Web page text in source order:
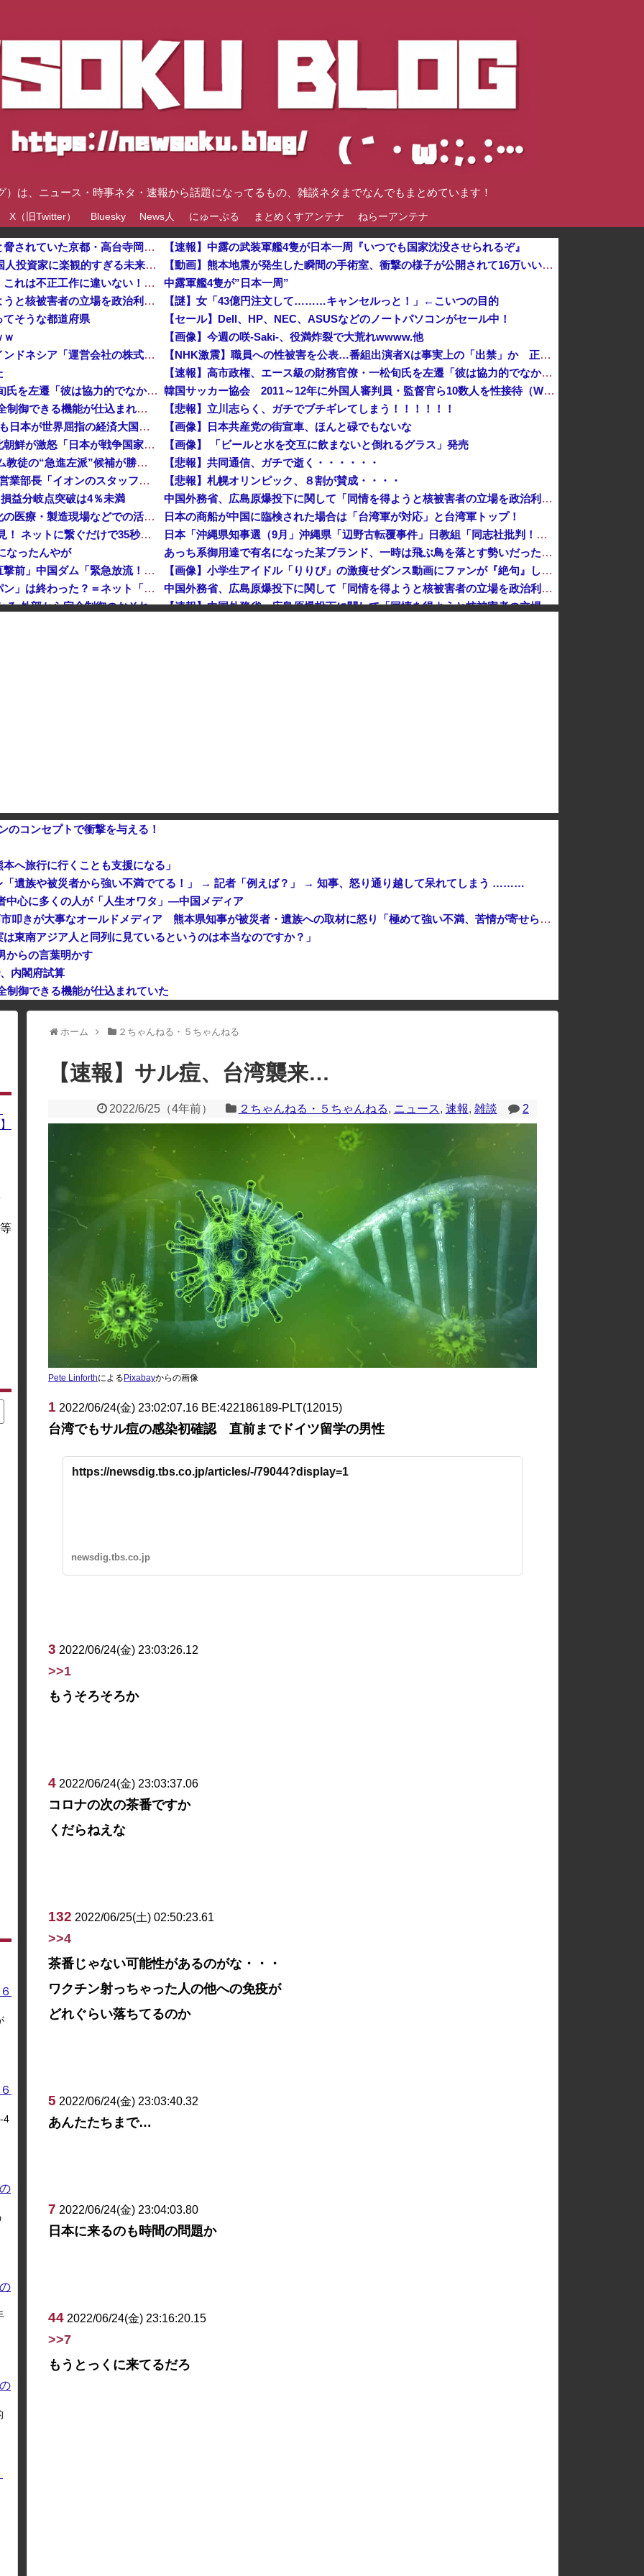
は、ニュース・時事ネタ・速報から話題になってるもの、雑談ネタまでなんでもまとめています！
X（旧Twitter） Bluesky News人 にゅーぷる まとめくすアンテナ ねらーアンテナ
「もうすぐ中国の一部になるのに消されるよ」と脅されていた京都・高台寺岡林院が全焼 住職がマナー注意で脅迫されていた事実が判明
韓国KOSPIで徹底的に儲けたい某海外資本、韓国人投資家に楽観的すぎる未来予測を提示して……
高市首相への賛同コメントの多さに苛立つ左派、これは不正工作に違いない！と確信してしまった結果……
中国外務省、広島原爆投下に関して「同情を得ようと核被害者の立場を政治利用」と主張！他
そうな都道府県
ｗ
インドネシア「高速鉄道！」中国「大赤字！」インドネシア「運営会社の株式購入！（負債対策」中国「はい（巨額負債」インドネシア「700km延伸計画！（実質中止」→
【速報】 高市政権、エース級の財務官僚・一松旬氏を左遷「彼は協力的でなかった」財務省の言いなりではないことが判明
中国製ルーター20機種にバックドア 外部から完全制御できる機能が仕込まれていた
石油もない、鉄もない、国土の7割は山…それでも日本が世界屈指の経済大国になれた「勤勉さ」以外の勝因！
日本が長距離巡航ミサイルの試験発射に成功！北朝鮮が激怒「日本が戦争国家になろうとしている」「絶対に傍観しない、必ず後悔させる」
アメリカ・ミシガン州の民主党予備選挙 イスラム教徒の“急進左派”候補が勝利確実に⋯トランプ氏は批判
日本「熊本地震」ハビタ「従業員2人亡くなる」営業部長「イオンのスタッフに制止されなかった」日本「部長が連絡後の店員行動を証言（謎」イオン「再入館可能の事実ない」→
益分岐点突破は4％未満
ついに国産ヒューマノイド登場、人手不足深刻化の医療・製造現場などでの活用想定！
【衝撃】 中国製ルーター20機種にバックドア発見！ ネットに繋ぐだけで35秒ごとに中国のサーバーと通信
なったんやが
中国「大洪水！」三峡ダム「大雨で増水（台風直撃前」中国ダム「緊急放流！」中国鉄道「列車が走行中に流される」中国避難所「支援物資は有料です」謎の勢力「え」→
韓国人の対日好感度が過去最高に、「ノージャパン」は終わった？＝ネット「中国より100倍いい」
る 外部から完全制御のおそれ
【速報】中露の武装軍艦4隻が日本一周『いつでも国家沈没させられるぞ』
【動画】熊本地震が発生した瞬間の手術室、衝撃の様子が公開されて16万いいね プロすぎると称賛の声が集まる
中露軍艦4隻が”日本一周”
【謎】女「43億円注文して………キャンセルっと！」←こいつの目的
【セール】Dell、HP、NEC、ASUSなどのノートパソコンがセール中！
【画像】今週の咲-Saki-、役満炸裂で大荒れwwww.他
【NHK激震】職員への性被害を公表…番組出演者Xは事実上の「出禁」か 正体巡り憶測広がる
【速報】高市政権、エース級の財務官僚・一松旬氏を左遷「彼は協力的でなかった」財務省の言いなりではないことが判明
韓国サッカー協会 2011～12年に外国人審判員・監督官ら10数人を性接待（W杯予選、五輪予選が含まれる）国会議員が事実確認
【悲報】立川志らく、ガチでブチギレてしまう！！！！！！
【画像】日本共産党の街宣車、ほんと碌でもないな
【画像】 「ビールと水を交互に飲まないと倒れるグラス」発売
【悲報】共同通信、ガチで逝く・・・・・・
【悲報】札幌オリンピック、８割が賛成・・・・
中国外務省、広島原爆投下に関して「同情を得ようと核被害者の立場を政治利用」と主張！
日本の商船が中国に臨検された場合は「台湾軍が対応」と台湾軍トップ！
日本「沖縄県知事選（9月」沖縄県「辺野古転覆事件」日教組「同志社批判！（社民系」日本「日教組と全教は対立状態（内ｹﾞﾊﾞ」特別調査委員会「同志社...
あっち系御用達で有名になった某ブランド、一時は飛ぶ鳥を落とす勢いだったが今期の業績は……
【画像】小学生アイドル「りりぴ」の激痩せダンス動画にファンが『絶句』してしまう・・・・
中国外務省、広島原爆投下に関して「同情を得ようと核被害者の立場を政治利用」[8/6]
【速報】中国外務省、広島原爆投下に関して「同情を得ようと核被害者の立場を政治利用」
コンセプトで衝撃を与える！
へ旅行に行くことも支援になる」
「遺族や被災者から強い不満でてる！」 → 記者「例えば？」 → 知事、怒り通り越して呆れてしまう ………
中心に多くの人が「人生オワタ」―中国メディア
【ﾌｧﾝｻﾏﾘｨ】熊本地震報道 真実より視聴率と高市叩きが大事なオールドメディア 熊本県知事が被災者・遺族への取材に怒り「極めて強い不満、苦情が寄せられた」
東南アジア人と同列に見ているというのは本当なのですか？」
からの言葉明かす
内閣府試算
制御できる機能が仕込まれていた
ホーム
２ちゃんねる・５ちゃんねる
【速報】サル痘、台湾襲来…
2022/6/25（4年前） ２ちゃんねる・５ちゃんねる, ニュース, 速報, 雑談 2
Pete Linforthによる Pixabayからの画像
1 2022/06/24(金) 23:02:07.16 BE:422186189-PLT(12015)
台湾でもサル痘の感染初確認 直前までドイツ留学の男性
https://newsdig.tbs.co.jp/articles/-/79044?display=1
newsdig.tbs.co.jp
3 2022/06/24(金) 23:03:26.12
>>1
もうそろそろか
4 2022/06/24(金) 23:03:37.06
コロナの次の茶番ですか
くだらねえな
132 2022/06/25(土) 02:50:23.61
>>4
茶番じゃない可能性があるのがな・・・
ワクチン射っちゃった人の他への免疫が
どれぐらい落ちてるのか
5 2022/06/24(金) 23:03:40.32
あんたたちまで…
7 2022/06/24(金) 23:04:03.80
日本に来るのも時間の問題か
44 2022/06/24(金) 23:16:20.15
>>7
もうとっくに来てるだろ
4